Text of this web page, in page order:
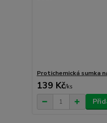
Protichemická sumka
139 Kč/ks